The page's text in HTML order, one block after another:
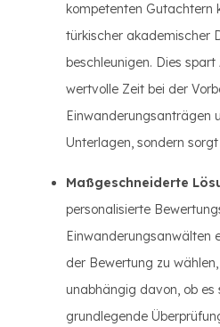
kompetenten Gutachtern
türkischer akademischer
beschleunigen. Dies
wertvolle Zeit bei der
Einwanderungsanträgen
Unterlagen, sondern
Maßgeschneiderte
personalisierte
Einwanderungsanwälten
der Bewertung zu
unabhängig davon, ob es
grundlegende